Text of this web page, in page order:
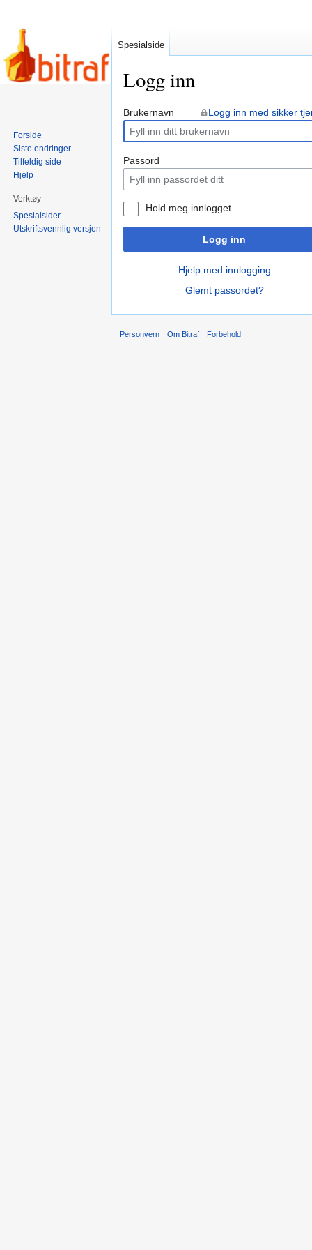
Logg inn
Hopp
navigering
Hopp
søk
Brukernavn Logg inn med sikker
Passord
Hold meg innlogget
Logg inn
Hjelp med innlogging
Glemt passordet?
Spesialside
Forside
Siste endringer
Tilfeldig side
Hjelp
Verktøy
Spesialsider
Utskriftsvennlig versjon
Personvern Om Bitraf Forbehold